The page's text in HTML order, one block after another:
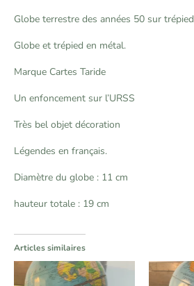
Globe terrestre des années 50 sur trépied
Globe et trépied en métal.
Marque Cartes Taride
Un enfoncement sur l’URSS
Très bel objet décoration
Légendes en français.
Diamètre du globe : 11 cm
hauteur totale : 19 cm
Articles similaires